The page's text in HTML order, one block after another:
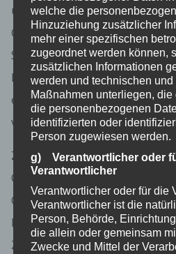
über einen Internetbrowser
Computersystem abgelegt und
Sie können die Verwendung
LocalStorage und
entsprechende Einstellung in
verhindern.
Zahlreiche Internetseiten und
Cookies. Viele Cookies
Cookie-ID. Eine Cookie-ID ist
Kennung des Cookies. Sie
Zeichenfolge, durch welche
welche die
Hinzuziehung zusätzlicher
mehr einer spezifischen
zugeordnet werden können,
zusätzlichen Informationen
werden und technischen
Maßnahmen unterliegen,
die personenbezogenen
identifizierten oder
Person zugewiesen werden.
g) Verantwortlicher oder
Verantwortlicher
Verantwortlicher oder für die
Verantwortlicher ist die
Person, Behörde,
die allein oder gemeinsam
Zwecke und Mittel der